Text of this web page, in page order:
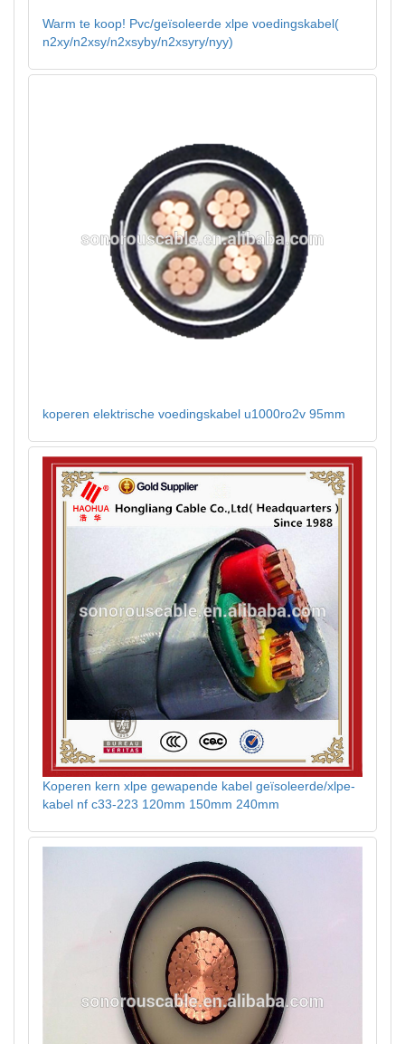
Warm te koop! Pvc/geïsoleerde xlpe voedingskabel(
n2xy/n2xsy/n2xsyby/n2xsyry/nyy)
koperen elektrische voedingskabel u1000ro2v 95mm
Koperen kern xlpe gewapende kabel geïsoleerde/xlpe-
kabel nf c33-223 120mm 150mm 240mm